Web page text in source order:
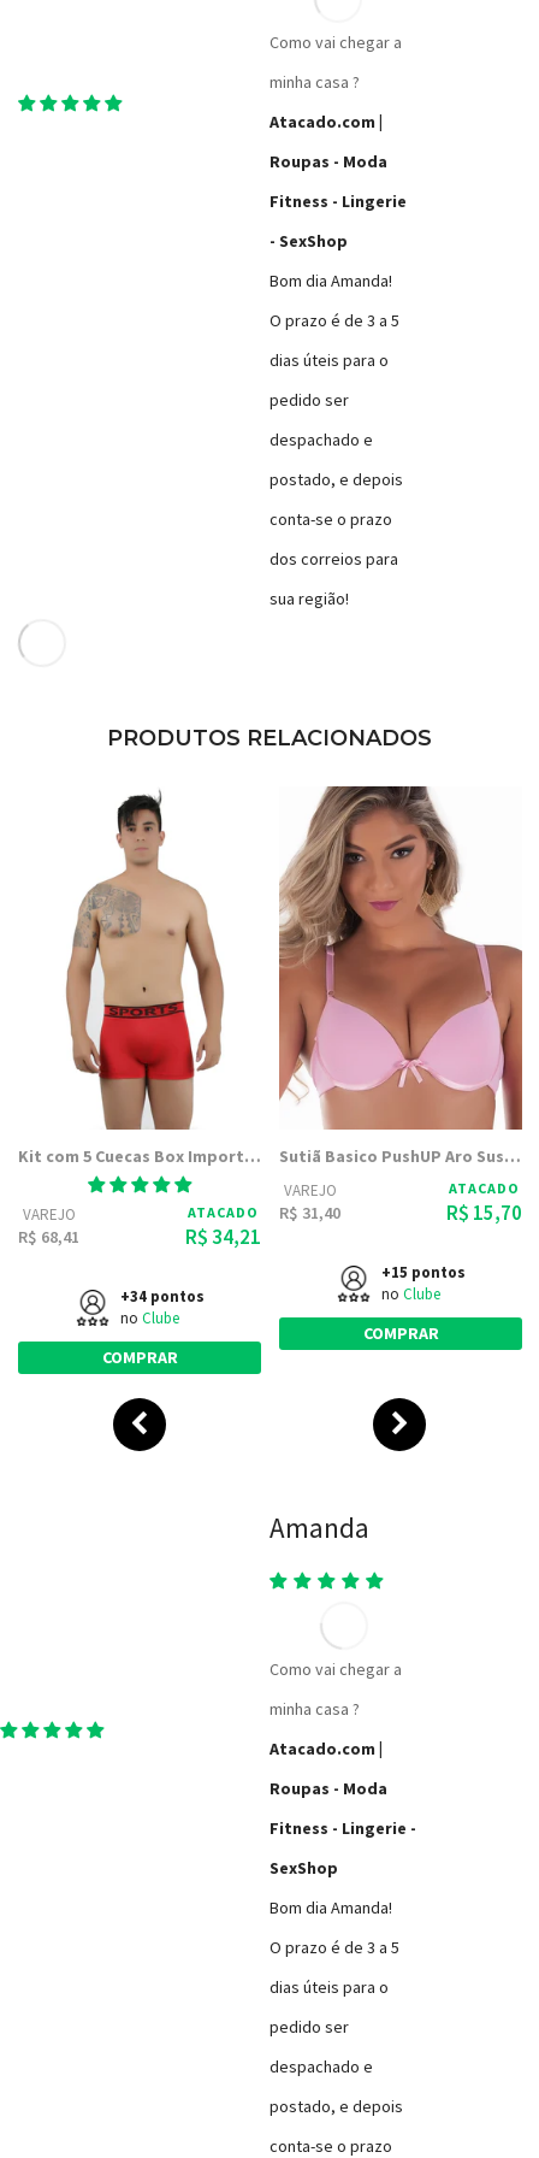
Como vai chegar a
minha casa ?
Bom dia Amanda!
O prazo é de 3 a 5
dias úteis para o
pedido ser
despachado e
postado, e depois
conta-se o prazo
dos correios para
sua região!
PRODUTOS RELACIONADOS
Kit com 5 Cuecas Box Importadas SPORTS | Boxer Confortavel
VAREJO
R$ 68,41
ATACADO
R$ 34,21
+34 pontos
no Clube
COMPRAR
Sutiã Basico PushUP Aro Sustentação e Meia Taça | s1005
VAREJO
R$ 31,40
ATACADO
R$ 15,70
+15 pontos
no Clube
COMPRAR
Amanda
Como vai chegar a
minha casa ?
Bom dia Amanda!
O prazo é de 3 a 5
dias úteis para o
pedido ser
despachado e
postado, e depois
conta-se o prazo